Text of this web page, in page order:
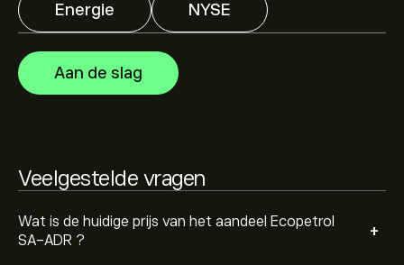
Energie NYSE
Aan de slag
Veelgestelde vragen
Wat is de huidige prijs van het aandeel Ecopetrol
SA-ADR ?
+
Analisten bieden voorspellingen voor Ecopetrol SA-ADR
gebaseerd op markttrends, financiële rapporten en
verwachte groei. Bekijk de meest recente voorspelling
voor toekomstige koersbewegingen.
Gebaseerd op aanbevelingen van 3 analisten voor EC in
Matige sell.